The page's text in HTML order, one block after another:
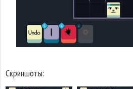
Скриншоты: